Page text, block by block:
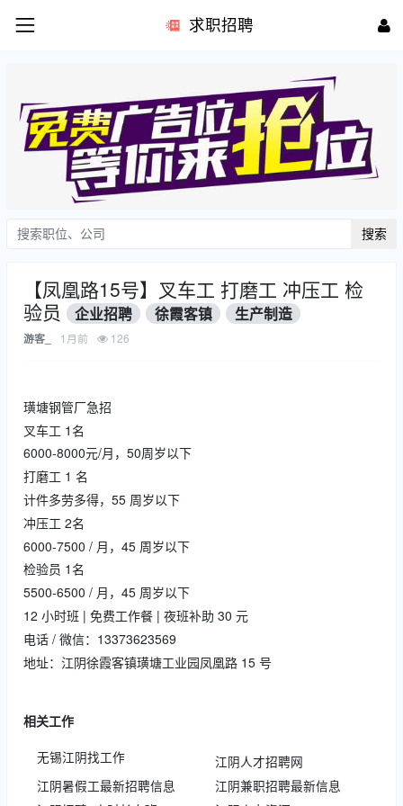
求职招聘
搜索
【凤凰路15号】叉车工 打磨工 冲压工 检
验员
企业招聘 徐霞客镇 生产制造
游客_ 1月前 126
璜塘钢管厂急招
叉车工 1名
6000-8000元/月，50周岁以下
打磨工 1 名
计件多劳多得，55 周岁以下
冲压工 2名
6000-7500 / 月，45 周岁以下
检验员 1名
5500-6500 / 月，45 周岁以下
12 小时班 | 免费工作餐 | 夜班补助 30 元
电话 / 微信：13373623569
地址：江阴徐霞客镇璜塘工业园凤凰路 15 号
相关工作
无锡江阴找工作
江阴人才招聘网
江阴暑假工最新招聘信息
江阴兼职招聘最新信息